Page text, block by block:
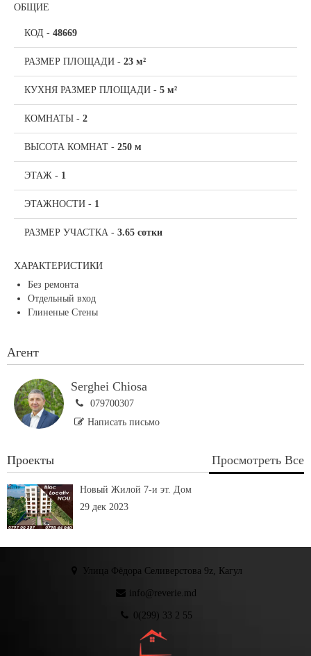
ОБЩИЕ
КОД - 48669
РАЗМЕР ПЛОЩАДИ - 23 м²
КУХНЯ РАЗМЕР ПЛОЩАДИ - 5 м²
КОМНАТЫ - 2
ВЫСОТА КОМНАТ - 250 м
ЭТАЖ - 1
ЭТАЖНОСТИ - 1
РАЗМЕР УЧАСТКА - 3.65 сотки
ХАРАКТЕРИСТИКИ
Без ремонта
Отдельный вход
Глиненые Стены
Агент
Serghei Chiosa
079700307
Написать письмо
Проекты Просмотреть Все
Новый Жилой 7-и эт. Дом
29 дек 2023
Улица Фёдора Селиверстова 9z, Кагул
info@reverie.md
0(299) 33 2 55